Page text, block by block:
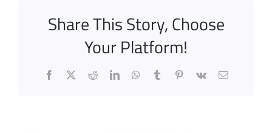
Share This Story, Choose
Your Platform!
Facebook
X RedditLinkedInWhatsApp
TumblrPinterest
Vk Email